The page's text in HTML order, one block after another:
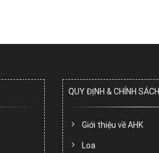
QUY ĐỊNH & CHÍNH SÁCH
Giới thiệu về AHK
Loa